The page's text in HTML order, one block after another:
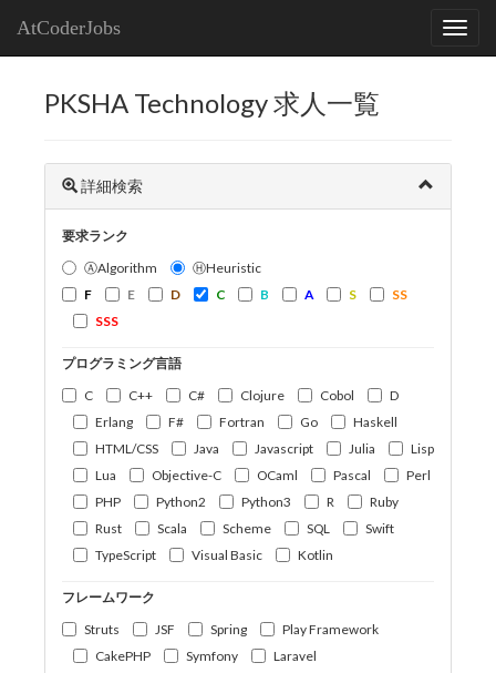
AtCoderJobs
PKSHA Technology 求人一覧
詳細検索
要求ランク
ⒶAlgorithm
ⒽHeuristic
F
E D C B A S
SS
SSS
プログラミング言語
C
C++ C# Clojure Cobol
D
Erlang
F# Fortran Go
Haskell
HTML/CSS
Java Javascript Julia
Lisp
Lua
Objective-C OCaml Pascal
Perl
PHP
Python2 Python3 R
Ruby
Rust
Scala Scheme SQL
Swift
TypeScript
Visual Basic Kotlin
フレームワーク
Struts
JSF Spring
Play Framework
CakePHP
Symfony
Laravel